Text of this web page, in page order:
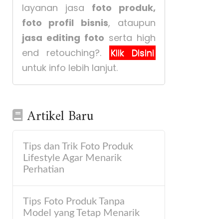
layanan jasa foto produk,
foto profil bisnis, ataupun
jasa editing foto serta high
end retouching?.
Klik Disini
untuk info lebih lanjut.
Artikel Baru
Tips dan Trik Foto Produk
Lifestyle Agar Menarik
Perhatian
Tips Foto Produk Tanpa
Model yang Tetap Menarik